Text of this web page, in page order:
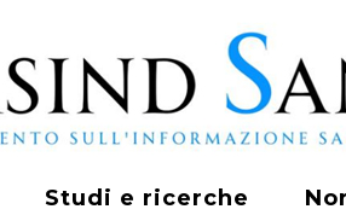
Studi e ricerche